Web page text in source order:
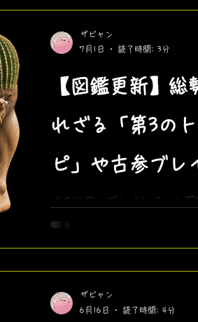
してみてね！
【図鑑更新】総
れざる「第3の
ピ」や古参ブレ
新キャラ7体を
イタリアンブレインロット
トロッピ」まで、追加され
ザビャン
7月1日
読了時間: 3分
ザビャン
6月16日
読了時間: 4分